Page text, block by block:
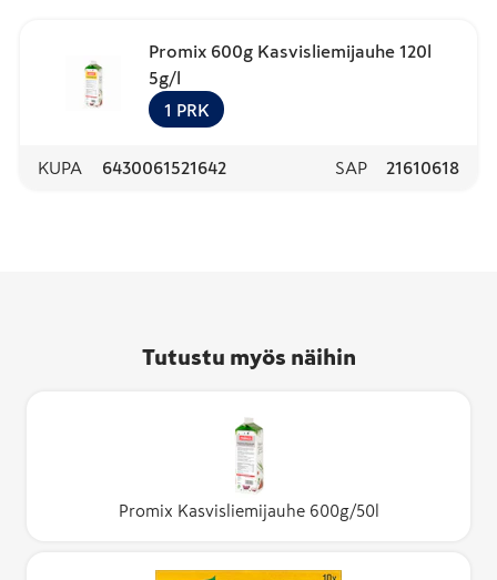
Promix 600g Kasvisliemijauhe 120l
5g/l
1 PRK
KUPA 6430061521642 SAP 21610618
Tutustu myös näihin
Promix Kasvisliemijauhe 600g/50l